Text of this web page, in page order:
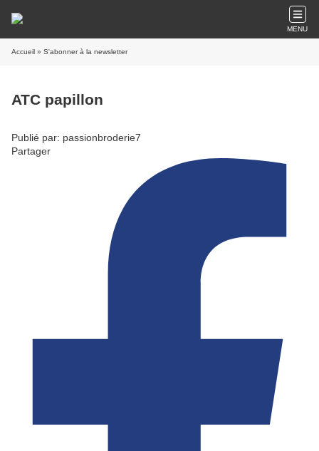
MENU
Accueil » S'abonner à la newsletter
ATC papillon
Publié par: passionbroderie7
Partager